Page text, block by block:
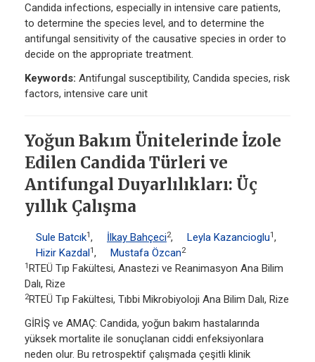
Candida infections, especially in intensive care patients,
to determine the species level, and to determine the
antifungal sensitivity of the causative species in order to
decide on the appropriate treatment.
Keywords: Antifungal susceptibility, Candida species, risk
factors, intensive care unit
Yoğun Bakım Ünitelerinde İzole
Edilen Candida Türleri ve
Antifungal Duyarlılıkları: Üç
yıllık Çalışma
Sule Batcık1, İlkay Bahçeci2, Leyla Kazancioglu1,
Hizir Kazdal1, Mustafa Özcan2
1RTEÜ Tıp Fakültesi, Anastezi ve Reanimasyon Ana Bilim
Dalı, Rize
2RTEÜ Tıp Fakültesi, Tıbbi Mikrobiyoloji Ana Bilim Dalı, Rize
GİRİŞ ve AMAÇ: Candida, yoğun bakım hastalarında
yüksek mortalite ile sonuçlanan ciddi enfeksiyonlara
neden olur. Bu retrospektif çalışmada çeşitli klinik